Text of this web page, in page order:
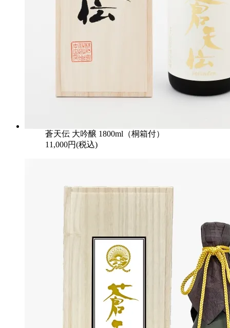
蒼天伝 大吟醸 1800ml（桐箱付）
11,000円(税込)